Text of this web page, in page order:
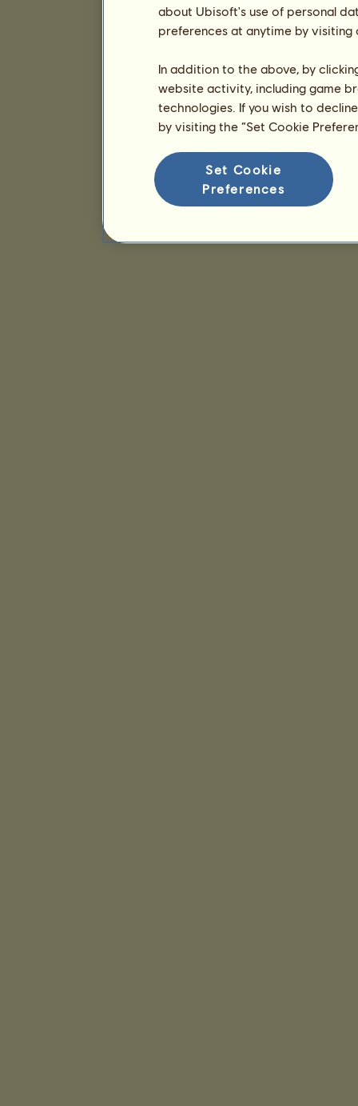
about Ubisoft's use of personal
preferences at anytime by
In addition to the above, by
website activity, including game
technologies. If you wish to
by visiting the “Set Cookie
Set Cookie
Preferences